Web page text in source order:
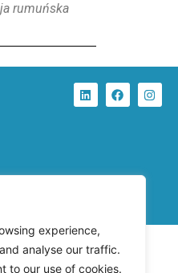
experience,
analyse our traffic.
to our use of cookies.
rumuńska